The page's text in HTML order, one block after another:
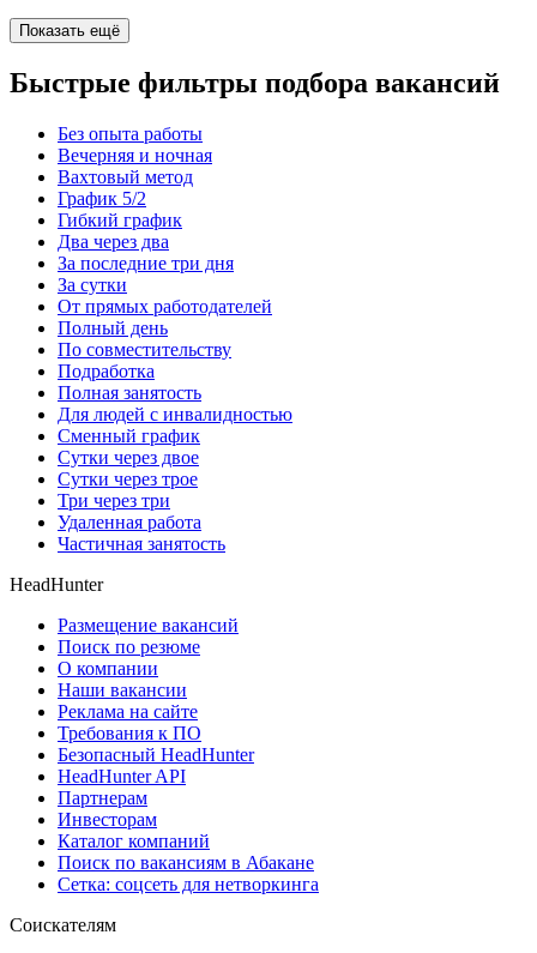
Показать ещё
Быстрые фильтры подбора вакансий
Без опыта работы
Вечерняя и ночная
Вахтовый метод
График 5/2
Гибкий график
Два через два
За последние три дня
За сутки
От прямых работодателей
Полный день
По совместительству
Подработка
Полная занятость
Для людей с инвалидностью
Сменный график
Сутки через двое
Сутки через трое
Три через три
Удаленная работа
Частичная занятость
HeadHunter
Размещение вакансий
Поиск по резюме
О компании
Наши вакансии
Реклама на сайте
Требования к ПО
Безопасный HeadHunter
HeadHunter API
Партнерам
Инвесторам
Каталог компаний
Поиск по вакансиям в Абакане
Сетка: соцсеть для нетворкинга
Соискателям